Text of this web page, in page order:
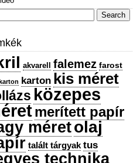
akvarell falemez farost
karton kis méret
közepes
merített papír
méretolaj
talált tárgyak tus
technika